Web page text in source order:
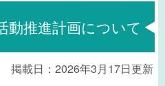
動推進計画について
掲載日：2026年3月17日更新